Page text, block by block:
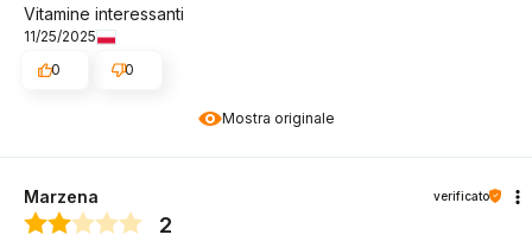
Mostra originale
Vitamine interessanti
11/25/2025
0
0
Marzena verificato
2